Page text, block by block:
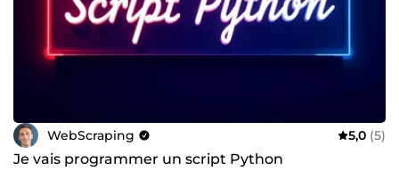
WebScraping 5,0 (5)
Je vais programmer un script Python